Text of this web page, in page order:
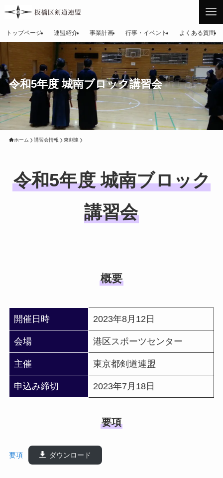
トップページ 連盟紹介 事業計画 行事・イベント よくある質問
令和5年度 城南ブロック講習会
ホーム 講習会情報 東剣連
令和5年度 城南ブロック
講習会
概要
開催日時 2023年8月12日
会場 港区スポーツセンター
主催 東京都剣道連盟
申込み締切 2023年7月18日
要項
要項 ダウンロード